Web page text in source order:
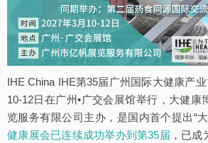
IHE China IHE第35届广州国际大健康产
10-12日在广州•广交会展馆举行，大健康
览服务有限公司主办，是国内首个提出“大
健康展会已连续成功举办到第35届 ，已